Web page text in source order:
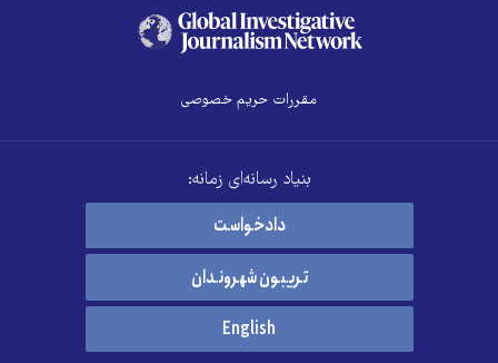
مقررات حریم خصوصی
بنیاد رسانه‌ای زمانه:
دادخواست
تریبون شهروندان
English